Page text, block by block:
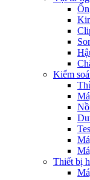
Kiểm
Thiết bị